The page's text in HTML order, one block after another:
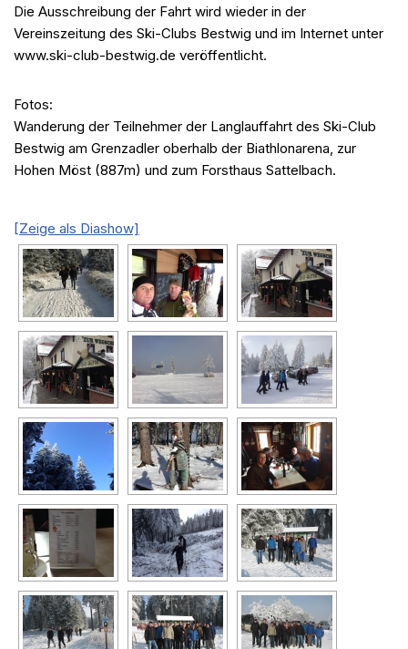
Die Ausschreibung der Fahrt wird wieder in der
Vereinszeitung des Ski-Clubs Bestwig und im Internet unter
www.ski-club-bestwig.de veröffentlicht.
Fotos:
Wanderung der Teilnehmer der Langlauffahrt des Ski-Club
Bestwig am Grenzadler oberhalb der Biathlonarena, zur
Hohen Möst (887m) und zum Forsthaus Sattelbach.
[Zeige als Diashow]